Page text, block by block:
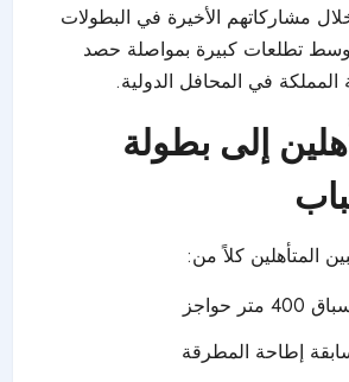
خلال مشاركاتهم الأخيرة في البطولات
وسط تطلعات كبيرة بمواصلة حصد
المملكة في المحافل الدولية.
إلى بطولة
المتأهلين كلاً من:
حواجز
إطاحة المطرقة